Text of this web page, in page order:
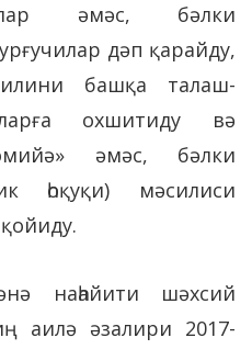
әмәс, бәлки
дәп қарайду,
башқа талаш-
охшитиду вә
әмәс, бәлки
һоқуқи) мәсилиси
наһайити шәхсий
аилә әзалири 2017-